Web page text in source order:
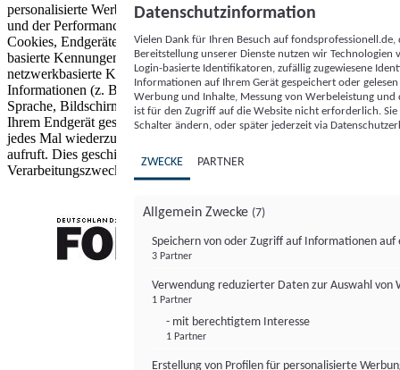
personalisierte Werbung und Inhalte, Messung von Werbeleistung
und der Performance von Inhalten sowie Zielgruppenforschung.
Cookies, Endgeräte- oder ähnliche Online-Kennungen (z. B. login-
basierte Kennungen, zufällig generierte Kennungen,
netzwerkbasierte Kennungen) können zusammen mit anderen
Informationen (z. B. Browsertyp und Browserinformationen,
Sprache, Bildschirmgröße, unterstützte Technologien usw.) auf
Ihrem Endgerät gespeichert oder von dort ausgelesen werden, um es
jedes Mal wiederzuerkennen, wenn es eine App oder einer Webseite
aufruft. Dies geschieht für einen oder mehrere der hier aufgeführten
Verarbeitungszwecke.
Datenschutzinformation
Vielen Dank für Ihren Besuch auf
Bereitstellung unserer Dienste nutzen wir Technologien
Login-basierte Identifikatoren, zufällig zugewiesene
Informationen auf Ihrem Gerät gespeichert oder
Werbung und Inhalte, Messung von Werbeleistung
ist für den Zugriff auf die Website nicht erforderlich.
Schalter ändern, oder später jederzeit via
ZWECKE PARTNER
Allgemein Zwecke (7)
Speichern von oder Zugriff auf Informationen auf
3 Partner
Verwendung reduzierter Daten zur Auswahl von
1 Partner
- mit berechtigtem Interesse
1 Partner
Erstellung von Profilen für personalisierte
FONDS professionell